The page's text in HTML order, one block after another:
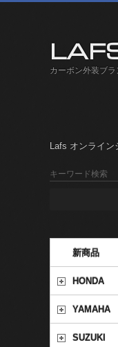
LAFS
カーボン外装ブ
Lafs オンライン
キーワード検索
新商品
HONDA
YAMAHA
SUZUKI